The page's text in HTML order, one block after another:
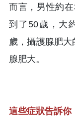
而言，男性約
到了50歲，大
歲，攝護腺肥
腺肥大。
這些症狀告訴你